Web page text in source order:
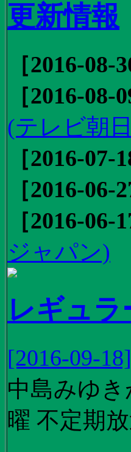
更新情報
［2016-08-
［2016-08-
(テレビ朝
［2016-07-
［2016-06-
［2016-06-
ジャパン)
レギュラ
[2016-09-18]
中島みゆ
曜 不定期放